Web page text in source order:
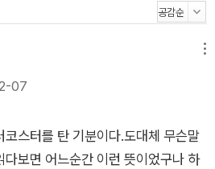
07
스터를 탄 기분이다.도대체 무슨말
보면 어느순간 이런 뜻이었구나 하